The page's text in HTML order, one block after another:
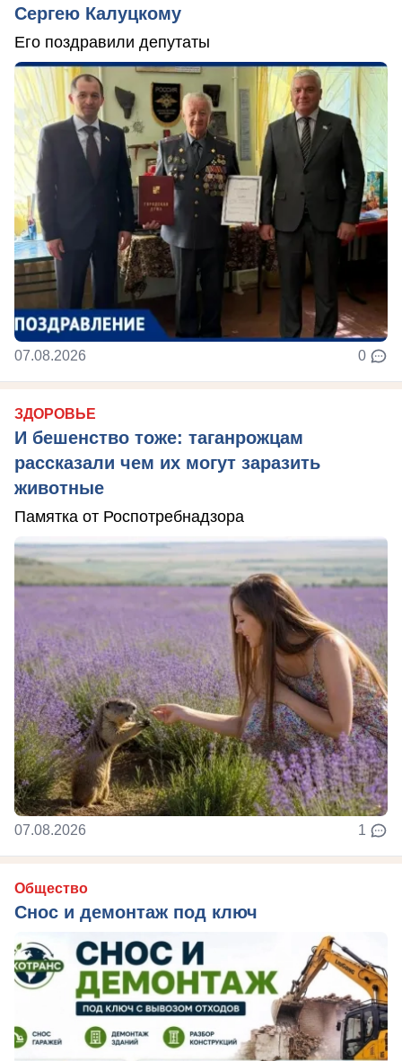
Сергею Калуцкому
Его поздравили депутаты
07.08.2026 0
ЗДОРОВЬЕ
И бешенство тоже: таганрожцам
рассказали чем их могут заразить
животные
Памятка от Роспотребнадзора
07.08.2026 1
Общество
Снос и демонтаж под ключ